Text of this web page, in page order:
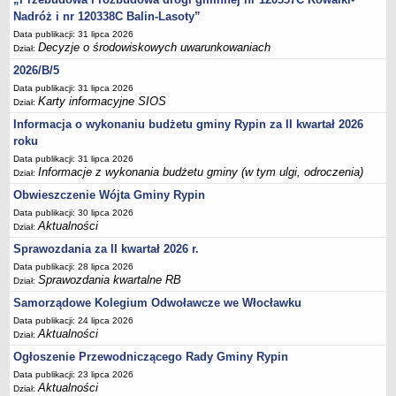
Sesje Rady Gminy Rypin
Statut
Strategia rozwoju
Uchwały
Projekty uchwał
Protokoły
Imienne wykazy głosowań radnych
Postać dokumentów
Akty Prawne, Dzienniki Ustaw, Monitory Polskie
Prawo miejscowe
Zarządzenia
Studium uwarunkowań i kierunków zagospodarowania
przestrzennego
Dane przestrzenne - MPZP
Stałe obwody głosowania, numery, granice oraz siedziby
obwodowych komisji wyborczych, opis granic okręgów wyborczych
Plan ogólny gminy Rypin
Nadróż i nr 120338C Balin-Lasoty”
Data publikacji: 31 lipca 2026
Dział:Decyzje o środowiskowych uwarunkowaniach
2026/B/5
Data publikacji: 31 lipca 2026
Dział:Karty informacyjne SIOS
Informacja o wykonaniu budżetu gminy Rypin za II kwartał 2026
roku
Data publikacji: 31 lipca 2026
Dział:Informacje z wykonania budżetu gminy (w tym ulgi, odroczenia)
Obwieszczenie Wójta Gminy Rypin
Data publikacji: 30 lipca 2026
Dział:Aktualności
Sprawozdania za II kwartał 2026 r.
Data publikacji: 28 lipca 2026
Dział:Sprawozdania kwartalne RB
Samorządowe Kolegium Odwoławcze we Włocławku
Data publikacji: 24 lipca 2026
Dział:Aktualności
Ogłoszenie Przewodniczącego Rady Gminy Rypin
Data publikacji: 23 lipca 2026
Dział:Aktualności